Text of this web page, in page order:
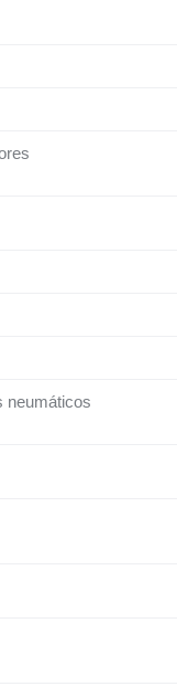
neumáticos